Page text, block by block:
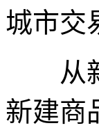
城市交
从新
新建商